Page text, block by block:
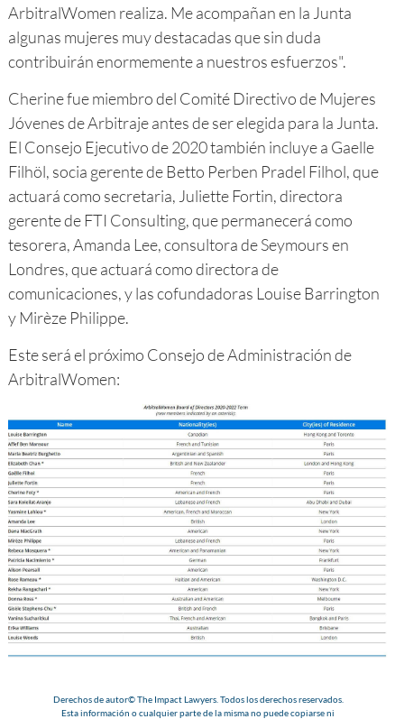
ArbitralWomen realiza. Me acompañan en la Junta
algunas mujeres muy destacadas que sin duda
contribuirán enormemente a nuestros esfuerzos".
Cherine fue miembro del Comité Directivo de Mujeres
Jóvenes de Arbitraje antes de ser elegida para la Junta.
El Consejo Ejecutivo de 2020 también incluye a Gaelle
Filhöl, socia gerente de Betto Perben Pradel Filhol, que
actuará como secretaria, Juliette Fortin, directora
gerente de FTI Consulting, que permanecerá como
tesorera, Amanda Lee, consultora de Seymours en
Londres, que actuará como directora de
comunicaciones, y las cofundadoras Louise Barrington
y Mirèze Philippe.
Este será el próximo Consejo de Administración de
ArbitralWomen:
Derechos de autor© The Impact Lawyers. Todos los derechos reservados.
Esta información o cualquier parte de la misma no puede copiarse ni